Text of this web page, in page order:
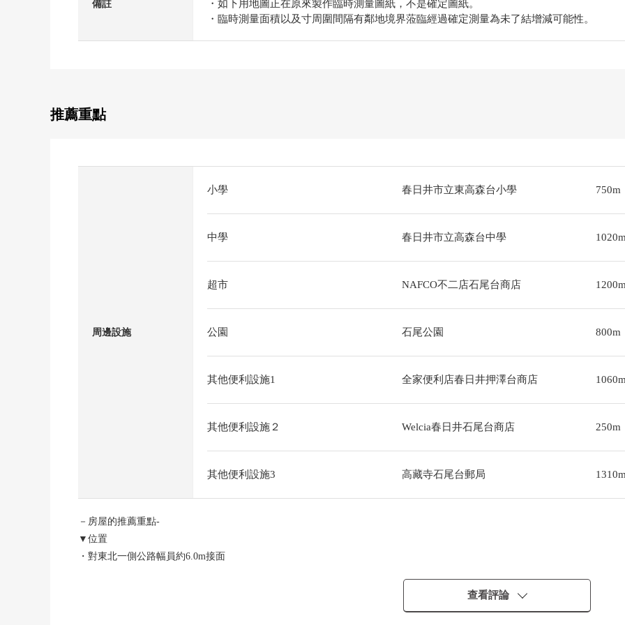
備註
・如下用地圖正在原來製作臨時測量圖紙，不是確定圖紙。
・臨時測量面積以及寸周圍間隔有鄰地境界蒞臨經過確定測量為未了結增減可能性。
推薦重點
周邊設施
小學 春日井市立東高森台小學 750m
中學 春日井市立高森台中學
超市 NAFCO不二店石尾台商店
公園 石尾公園 800m
其他便利設施1 全家便利店春日井押澤台商店
其他便利設施２ Welcia春日井石尾台商店 250m
其他便利設施3 高藏寺石尾台郵局
－房屋的推薦重點-
▼位置
・對東北一側公路幅員約6.0m接面
查看評論